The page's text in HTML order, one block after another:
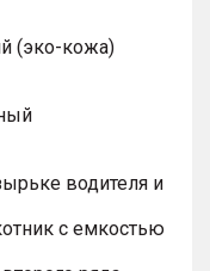
(эко-кожа)
водителя и
с емкостью